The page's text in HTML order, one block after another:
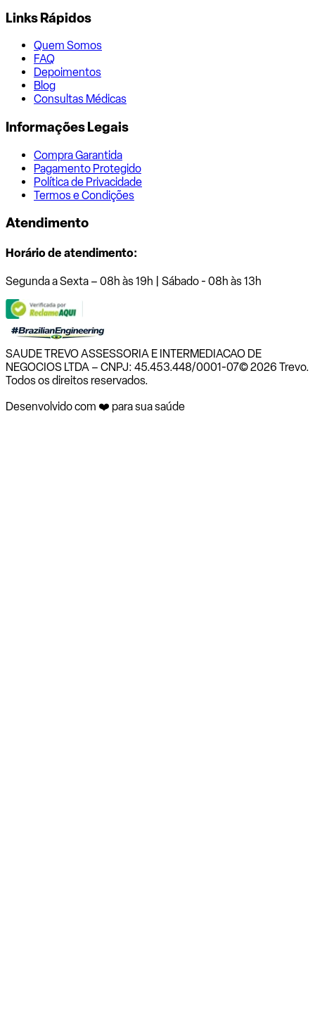
Links Rápidos
Quem Somos
FAQ
Depoimentos
Blog
Consultas Médicas
Informações Legais
Compra Garantida
Pagamento Protegido
Política de Privacidade
Termos e Condições
Atendimento
Horário de atendimento:
Segunda a Sexta – 08h às 19h | Sábado - 08h às 13h
SAUDE TREVO ASSESSORIA E INTERMEDIACAO DE
NEGOCIOS LTDA – CNPJ: 45.453.448/0001-07© 2026 Trevo.
Todos os direitos reservados.
Desenvolvido com ❤️ para sua saúde